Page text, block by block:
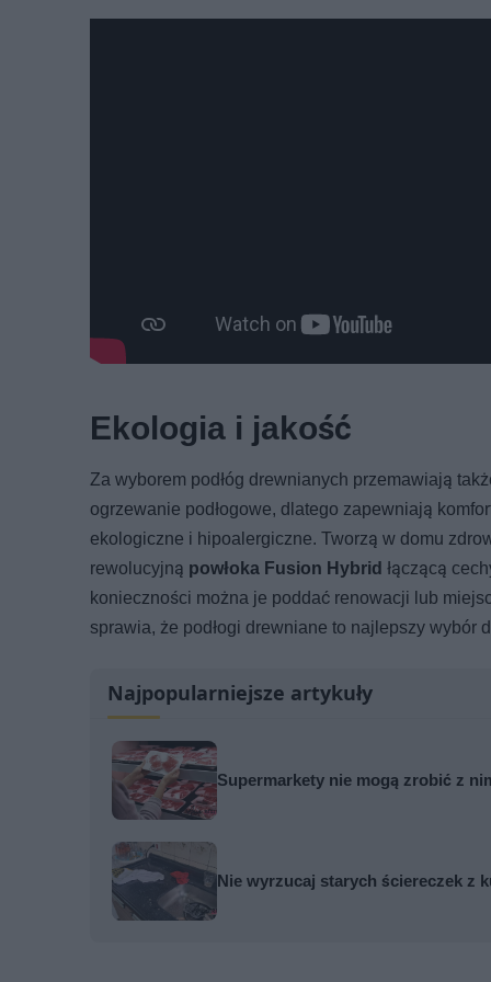
Ekologia i jakość
Za wyborem podłóg drewnianych przemawiają
ogrzewanie podłogowe, dlatego zapewniają
ekologiczne i hipoalergiczne. Tworzą w domu
rewolucyjną powłoka Fusion Hybrid łączącą
konieczności można je poddać renowacji lub
sprawia, że podłogi drewniane to najlepszy wybór
Najpopularniejsze artykuły
Supermarkety nie mogą zrobić z
Nie wyrzucaj starych ściereczek z